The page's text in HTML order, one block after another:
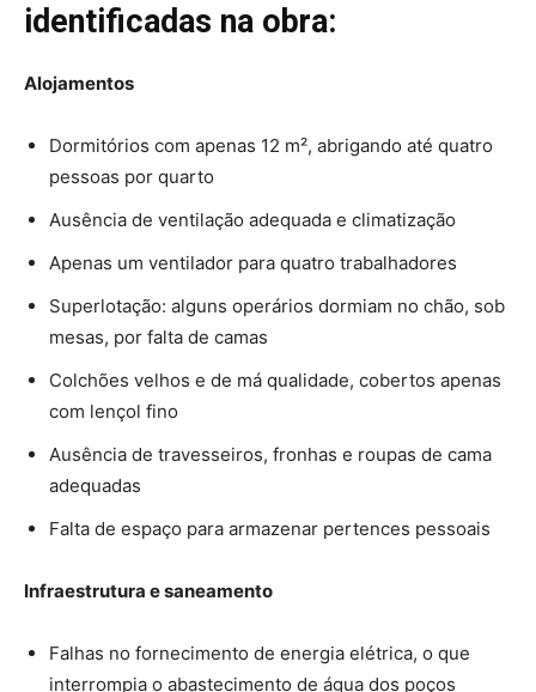
identificadas na obra:
Alojamentos
Dormitórios com apenas 12 m², abrigando até quatro
pessoas por quarto
Ausência de ventilação adequada e climatização
Apenas um ventilador para quatro trabalhadores
Superlotação: alguns operários dormiam no chão, sob
mesas, por falta de camas
Colchões velhos e de má qualidade, cobertos apenas
com lençol fino
Ausência de travesseiros, fronhas e roupas de cama
adequadas
Falta de espaço para armazenar pertences pessoais
Infraestrutura e saneamento
Falhas no fornecimento de energia elétrica, o que
interrompia o abastecimento de água dos poços